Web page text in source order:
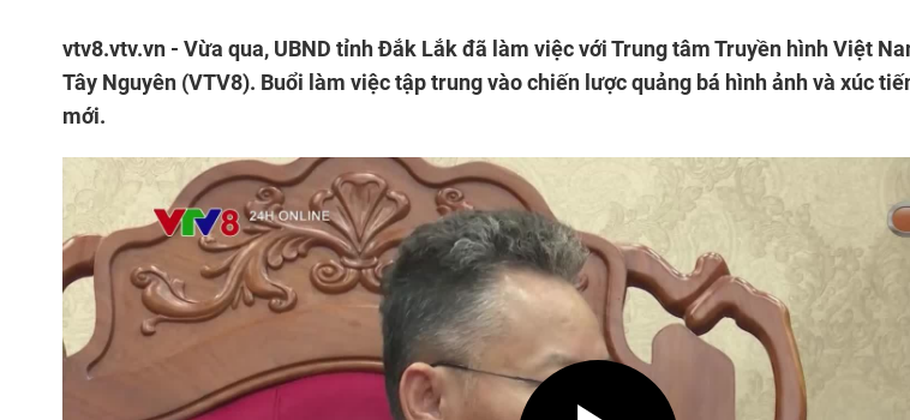
vtv8.vtv.vn - Vừa qua, UBND tỉnh Đắk Lắk đã làm việc với Trung tâm Truyền hình Việt
Tây Nguyên (VTV8). Buổi làm việc tập trung vào chiến lược quảng bá hình ảnh và xúc
mới.